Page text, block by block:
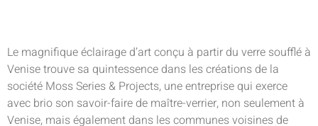
Le magnifique éclairage d’art conçu à partir du verre soufflé à
Venise trouve sa quintessence dans les créations de la
société Moss Series & Projects, une entreprise qui exerce
avec brio son savoir-faire de maître-verrier, non seulement à
Venise, mais également dans les communes voisines de